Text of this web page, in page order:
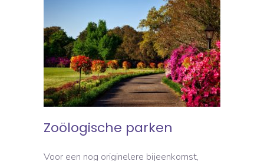
Zoölogische parken
Voor een nog originelere bijeenkomst,